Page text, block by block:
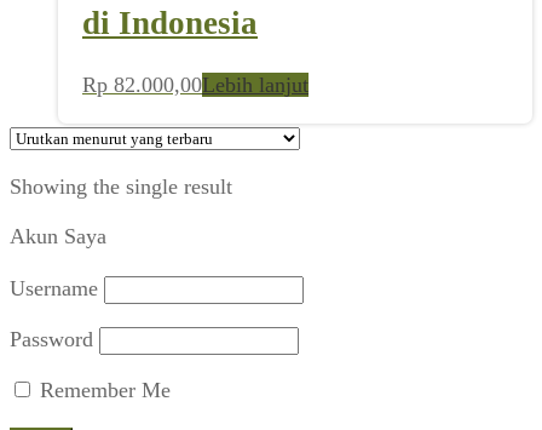
di Indonesia
Rp 82.000,00Lebih lanjut
Showing the single result
Akun Saya
Username
Password
Remember Me